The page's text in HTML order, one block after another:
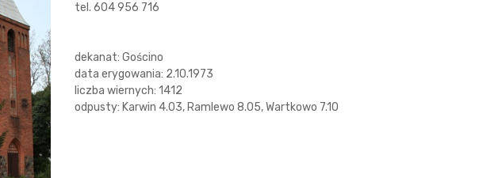
tel. 604 956 716
dekanat: Gościno
data erygowania: 2.10.1973
liczba wiernych: 1412
odpusty: Karwin 4.03, Ramlewo 8.05, Wartkowo 7.10